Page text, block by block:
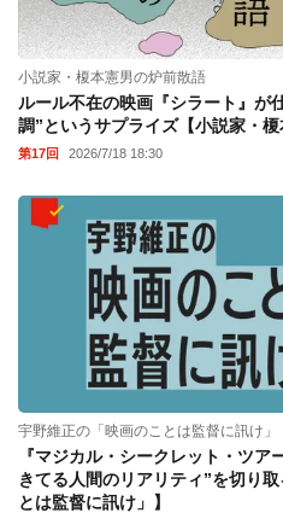
小説家・榎本憲男の炉前散語
ルール不在の映画『シラート』が
調”というサプライズ【小説家・榎
第17回 2026/7/18 18:30
宇野維正の「映画のことは監督に訊け」
『マジカル・シークレット・ツ
きてる人間のリアリティ”を切り
とは監督に訊け」】